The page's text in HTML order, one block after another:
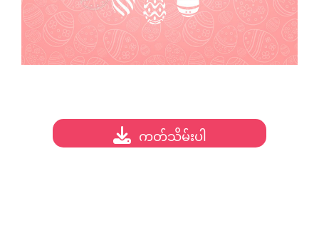
ကတ်သိမ်းပါ